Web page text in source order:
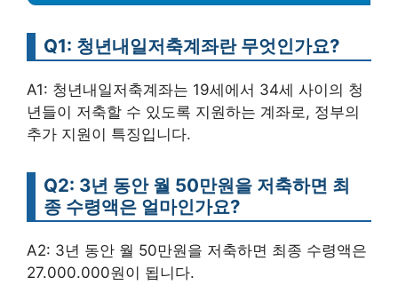
Q1: 청년내일저축계좌란 무엇인가요?
A1: 청년내일저축계좌는 19세에서 34세 사이의 청
년들이 저축할 수 있도록 지원하는 계좌로, 정부의
추가 지원이 특징입니다.
Q2: 3년 동안 월 50만원을 저축하면 최
종 수령액은 얼마인가요?
A2: 3년 동안 월 50만원을 저축하면 최종 수령액은
27.000.000원이 됩니다.